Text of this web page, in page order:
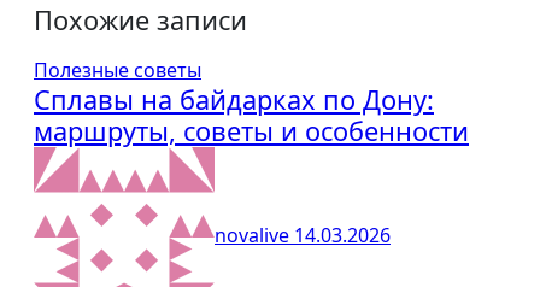
Похожие записи
Полезные советы
Сплавы на байдарках по Дону:
маршруты, советы и особенности
novalive 14.03.2026